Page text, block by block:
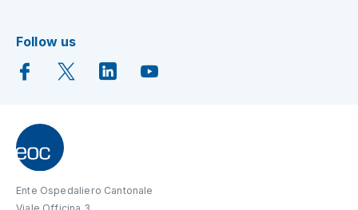
Follow us
Ente Ospedaliero Cantonale